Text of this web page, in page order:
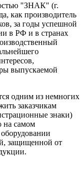
"ЗНАК" (г.
как производитель
за годы успешной
в РФ и в странах
выпускаемой
одним из немногих
заказчикам
знаки)
на самом
защищенной от